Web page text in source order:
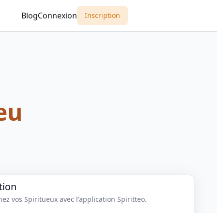
BlogConnexion Inscription
vos Spiritueux avec l'application Spiritteo.